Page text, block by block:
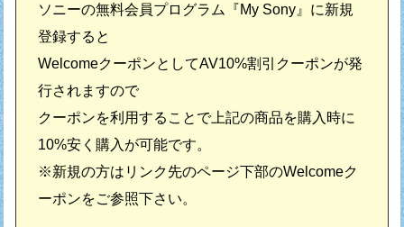
ソニーの無料会員プログラム『My Sony』に新規
登録すると
WelcomeクーポンとしてAV10%割引クーポンが発
行されますので
クーポンを利用することで上記の商品を購入時に
10%安く購入が可能です。
※新規の方はリンク先のページ下部のWelcomeク
ーポンをご参照下さい。